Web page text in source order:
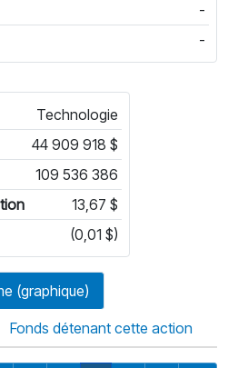
-
-
Technologie
44 909 918 $
109 536 386
13,67 $
(0,01 $)
(graphique)
Fonds détenant cette action